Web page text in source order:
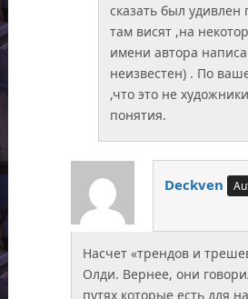
сказать был
там висят ,на
имени автора
неизвестен) . По
,что это не
понятия.
Deckven
Насчет «трендов и
Олди. Вернее, они
путях которые есть для